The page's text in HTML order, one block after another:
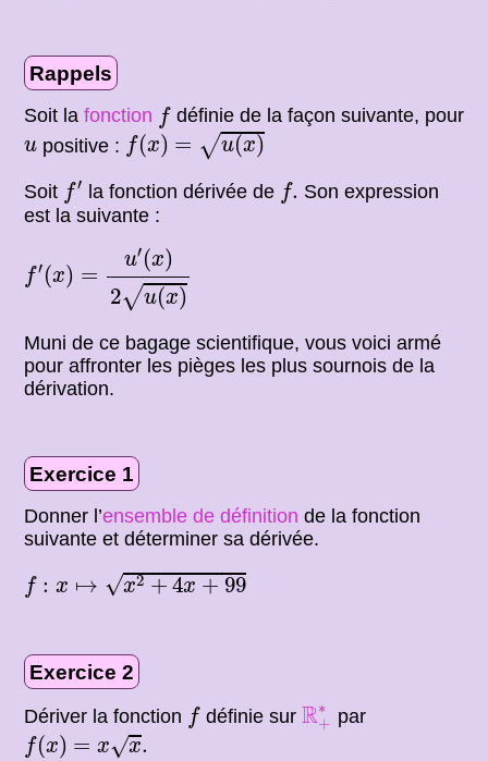
Rappels
Soit lafonction f
f définie de la façon suivante, pour
u
u positive : f(x) = √u(x)
f(x )= u(x)
Soit f′
f′ la fonction dérivée de f.
f. Son expression
est la suivante :
f′(x) =
u′(x)
2√u(x)
u( x)
Muni de ce bagage scientifique, vous voici armé
pour affronter les pièges les plus sournois de la
dérivation.
Exercice 1
Donner l’ensemble de définition de la fonction
suivante et déterminer sa dérivée.
f : x ↦ √x2 + 4x + 99
: x+99
Exercice 2
Dériver la fonction f
f définie sur R∗
+
R+ par
f(x) = x√x.
f(x =